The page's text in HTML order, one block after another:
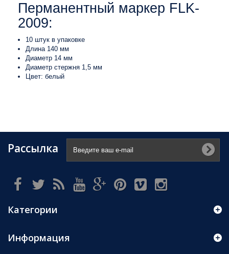
Перманентный маркер FLK-
2009:
10 штук в упаковке
Длина 140 мм
Диаметр 14 мм
Диаметр стержня 1,5 мм
Цвет: белый
Рассылка
Категории
Информация